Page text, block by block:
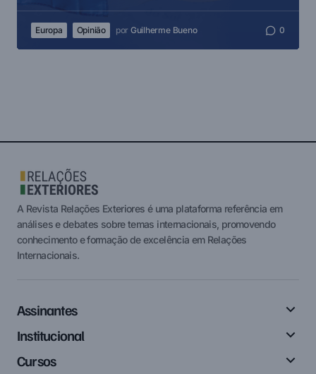
Europa Opinião por Guilherme Bueno 0
A Revista Relações Exteriores é uma plataforma referência em
análises e debates sobre temas internacionais, promovendo
conhecimento e formação de excelência em Relações
Internacionais.
Assinantes
Institucional
Cursos